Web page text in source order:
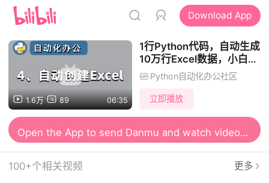
Download App
1.6万 89 06:35
1行Python代码，自动生成
10万行Excel数据，小白也
能轻松掌握，源码免费公开
Python自动化办公社区
立即播放
100+个相关视频 更多